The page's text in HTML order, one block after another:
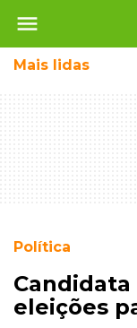
menu
Mais lidas
Política
eleições